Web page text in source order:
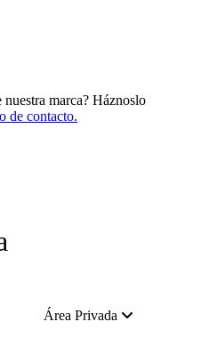
marca? Háznoslo
de contacto.
Área Privada